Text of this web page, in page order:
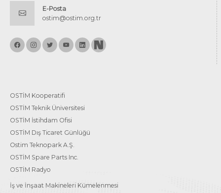
E-Posta
ostim@ostim.org.tr
OSTİM Kooperatifi
OSTİM Teknik Üniversitesi
OSTİM İstihdam Ofisi
OSTİM Dış Ticaret Günlüğü
Ostim Teknopark A.Ş.
OSTİM Spare Parts Inc.
OSTİM Radyo
İş ve İnşaat Makineleri Kümelenmesi